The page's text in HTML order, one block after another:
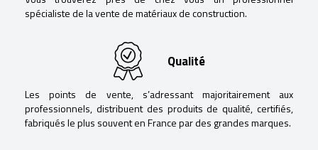
spécialiste de la vente de matériaux de construction.
Qualité
Les points de vente, s’adressant majoritairement aux
professionnels, distribuent des produits de qualité, certifiés,
fabriqués le plus souvent en France par des grandes marques.